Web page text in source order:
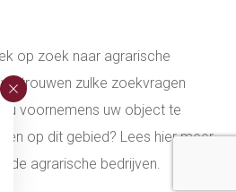
op zoek naar agrarische
zulke zoekvragen
u voornemens uw object te
op dit gebied? Lees hier meer
agrarische bedrijven.